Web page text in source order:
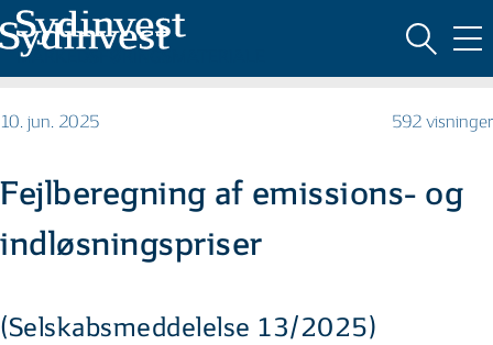
MARKEDSFØRINGSMATERIALE
10. jun. 2025 592 visninger
Fejlberegning af emissions- og
indløsningspriser
(Selskabsmeddelelse 13/2025)